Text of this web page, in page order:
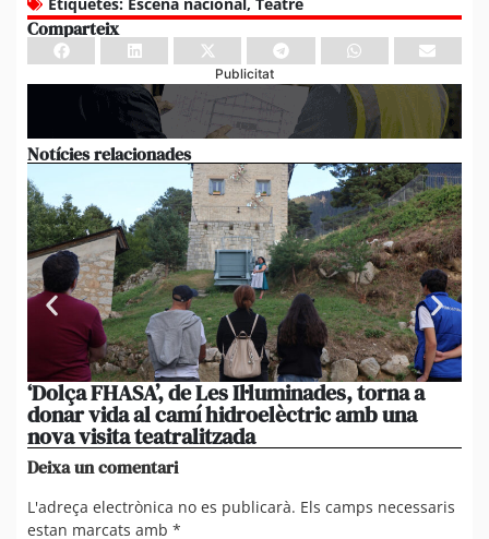
Etiquetes: Escena nacional, Teatre
Comparteix
Publicitat
Notícies relacionades
‘Dolça FHASA’, de Les Il·luminades, torna a
donar vida al camí hidroelèctric amb una
nova visita teatralitzada
Deixa un comentari
L'adreça electrònica no es publicarà. Els camps necessaris
estan marcats amb *